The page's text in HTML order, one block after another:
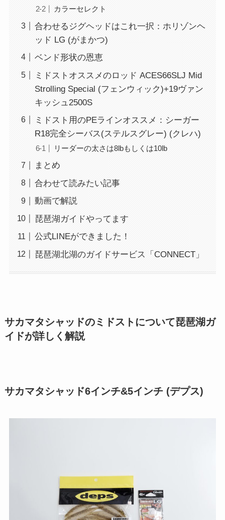
カラーセレクト
合わせるジグヘッドはこれ一択：ホリゾンヘ
ッド LG (がまかつ)
ベンド形状の恩恵
ミドストオススメのロッド ACES66SLJ Mid
Strolling Special (フェンウィック)+19ヴァン
キッシュ2500S
ミドスト用のPEラインオススメ：シーガー
R18完全シーバス(ステルスグレー) (クレハ)
リーダーの太さは8lbもしくは10lb
まとめ
合わせて読みたい記事
動画で解説
琵琶湖ガイドやってます
公式LINEができました！
琵琶湖北湖のガイドサービス「CONNECT」
サカマタシャッドのミドストについて琵琶湖ガ
イドが詳しく解説
サカマタシャッド6インチ&5インチ (デプス)